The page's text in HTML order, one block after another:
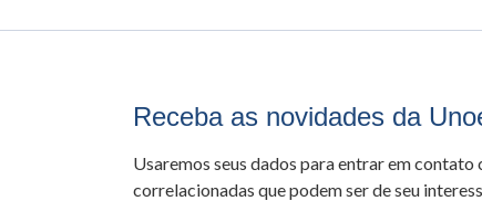
Receba as novidades da
Usaremos seus dados para entrar em
correlacionadas que podem ser de seu